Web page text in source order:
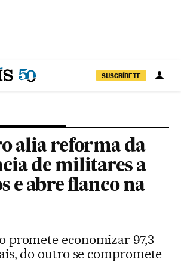
SUSCRÍBETE
alia reforma da
de militares a
e abre flanco na
promete economizar 97,3
do outro se compromete